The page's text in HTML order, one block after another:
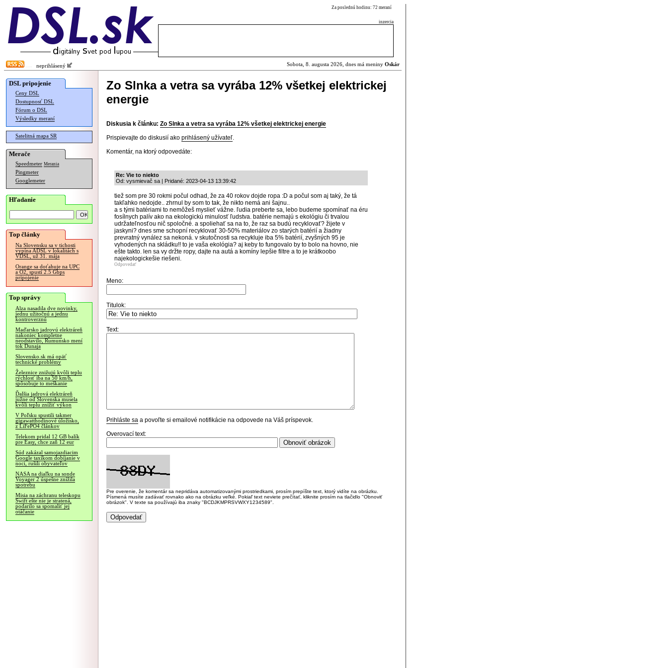
Za poslednú hodinu: 72 meraní
inzercia
neprihlásený Sobota, 8. augusta 2026, dnes má meniny Oskár
DSL pripojenie
Ceny DSL
Dostupnosť DSL
Fórum o DSL
Výsledky meraní
Satelitná mapa SR
Merače
Speedmeter Merania
Pingmeter
Googlemeter
Hľadanie
Top články
Na Slovensku sa v tichosti
vypína ADSL v lokalitách s
VDSL, už 31. mája
Orange sa doťahuje na UPC
a O2, spustí 2.5 Gbps
pripojenie
Top správy
Alza nasadila dve novinky,
jednu užitočnú a jednu
kontroverznú
Maďarsko jadrovú elektráreň
nakoniec kompletne
neodstavilo, Rumunsko mení
tok Dunaja
Slovensko.sk má opäť
technické problémy
Železnice znižujú kvôli teplu
rýchlosť iba na 50 km/h,
spôsobuje to meškanie
Ďalšia jadrová elektráreň
južne od Slovenska musela
kvôli teplu znížiť výkon
V Poľsku spustili takmer
gigawatthodinové úložisko,
z LiFePO4 článkov
Telekom pridal 12 GB balík
pre Easy, chce zaň 12 eur
Súd zakázal samojazdiacim
Google taxíkom dobíjanie v
noci, rušili obyvateľov
NASA na diaľku na sonde
Voyager 2 úspešne znížila
spotrebu
Misia na záchranu teleskopu
Swift ešte nie je stratená,
podarilo sa spomaliť jej
otáčanie
Zo Slnka a vetra sa vyrába 12% všetkej elektrickej
energie
Diskusia k článku: Zo Slnka a vetra sa vyrába 12% všetkej elektrickej energie
Prispievajte do diskusií ako prihlásený užívateľ.
Komentár, na ktorý odpovedáte:
Re: Vie to niekto
Od: vysmievač sa | Pridané: 2023-04-13 13:39:42
tiež som pre 30 rokmi počul odhad, že za 40 rokov dojde ropa :D a počul som aj taký, že tá
takľahko nedojde.. zhrnul by som to tak, že nikto nemá ani šajnu..
a s tými batériami to nemôžeš myslieť vážne. ľudia preberte sa, lebo budeme spomínať na éru
fosílnych palív ako na ekologickú minulosť ľudstva. batérie nemajú s ekológiu či trvalou
udržateľnosťou nič spoločné. a spoliehať sa na to, že raz sa budú recyklovať? žijete v
jaskyni? dnes sme schopní recyklovať 30-50% materiálov zo starých batérií a žiadny
prevratný vynález sa nekoná. v skutočnosti sa recykluje iba 5% batérií, zvyšných 95 je
vyhodených na skládku!! to je vaša ekológia? aj keby to fungovalo by to bolo na hovno, nie
ešte takto. len sa vy držte ropy, dajte na autá a komíny lepšie filtre a to je krátkoobo
najekologickešie riešeni.
Odpovedať
Meno:
Titulok:
Text:
Prihláste sa a povoľte si emailové notifikácie na odpovede na Váš príspevok.
Overovací text:
Pre overenie, že komentár sa nepridáva automatizovanými prostriedkami, prosím prepíšte text, ktorý vidíte na obrázku.
Písmená musíte zadávať rovnako ako na obrázku veľké. Pokiaľ text neviete prečítať, kliknite prosím na tlačidlo "Obnoviť
obrázok". V texte sa používajú iba znaky "BCDJKMPRSVWXY1234589".